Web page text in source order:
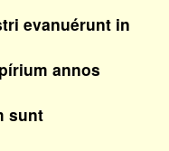
evanuérunt in
annos
sunt